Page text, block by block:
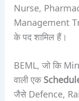
Nurse,
Management
के पद शामिल हैं।
BEML, जो कि
वाली एक
जैसे Defence,